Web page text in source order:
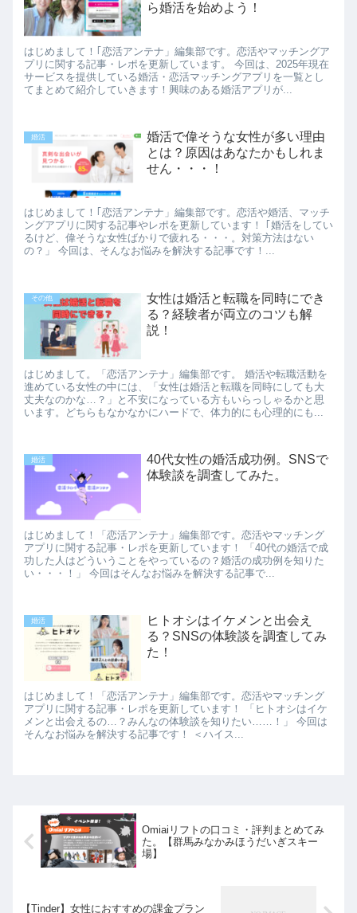
ら婚活を始めよう！
はじめまして！｢恋活アンテナ」編集部です。恋活やマッチングア
プリに関する記事・レポを更新しています。 今回は、2025年現在
サービスを提供している婚活・恋活マッチングアプリを一覧とし
てまとめて紹介していきます！興味のある婚活アプリが...
婚活
婚活で偉そうな女性が多い理由
とは？原因はあなたかもしれま
せん・・・！
はじめまして！｢恋活アンテナ」編集部です。恋活や婚活、マッチ
ングアプリに関する記事やレポを更新しています！ ｢婚活をしてい
るけど、偉そうな女性ばかりで疲れる・・・。対策方法はない
の？」 今回は、そんなお悩みを解決する記事です！...
その他
女性は婚活と転職を同時にでき
る？経験者が両立のコツも解
説！
はじめまして。「恋活アンテナ」編集部です。 婚活や転職活動を
進めている女性の中には、「女性は婚活と転職を同時にしても大
丈夫なのかな…？」と不安になっている方もいらっしゃるかと思
います。どちらもなかなかにハードで、体力的にも心理的にも...
婚活
40代女性の婚活成功例。SNSで
体験談を調査してみた。
はじめまして！「恋活アンテナ」編集部です。恋活やマッチング
アプリに関する記事・レポを更新しています！ 「40代の婚活で成
功した人はどういうことをやっているの？婚活の成功例を知りた
い・・・！」 今回はそんなお悩みを解決する記事で...
婚活
ヒトオシはイケメンと出会え
る？SNSの体験談を調査してみ
た！
はじめまして！「恋活アンテナ」編集部です。恋活やマッチング
アプリに関する記事・レポを更新しています！ 「ヒトオシはイケ
メンと出会えるの…？みんなの体験談を知りたい……！」 今回は
そんなお悩みを解決する記事です！ ＜ハイス...
Omiaiリフトの口コミ・評判まとめてみ
た。【群馬みなかみほうだいぎスキー
場】
【Tinder】女性におすすめの課金プラン